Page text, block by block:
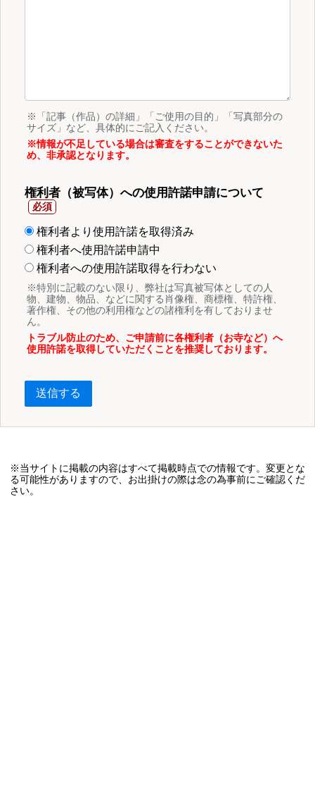
※「記事（作品）の詳細」「ご使用の目的」「写真部分の
サイズ」など、具体的にご記入ください。
※情報が不足している場合は審査をすることができないた
め、非承認となります。
権利者（被写体）への使用許諾申請について
権利者より使用許諾を取得済み
権利者へ使用許諾申請中
権利者への使用許諾取得を行わない
※特別に記載のない限り、弊社は写真被写体としての人
物、建物、物品、などに関する肖像権、商標権、特許権、
著作権、その他の利用権などの諸権利を有しておりませ
ん。
トラブル防止のため、ご申請前に各権利者（お寺など）へ
使用許諾を取得していただくことを推奨しております。
送信する
※当サイトに掲載の内容はすべて掲載時点での情報です。変更とな
る可能性がありますので、お出掛けの際は念の為事前にご確認くだ
さい。